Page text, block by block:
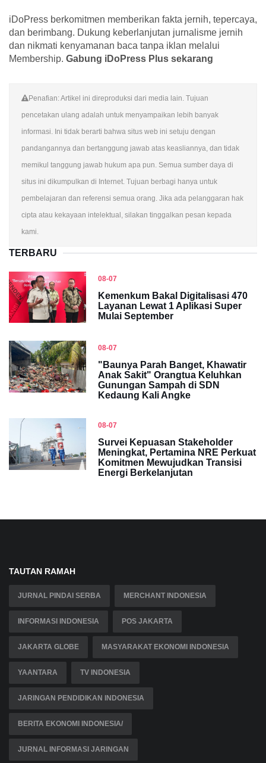
iDoPress berkomitmen memberikan fakta jernih, tepercaya,
dan berimbang. Dukung keberlanjutan jurnalisme jernih
dan nikmati kenyamanan baca tanpa iklan melalui
Membership. Gabung iDoPress Plus sekarang
Penafian: Artikel ini direproduksi dari media lain. Tujuan
pencetakan ulang adalah untuk menyampaikan lebih banyak
informasi. Ini tidak berarti bahwa situs web ini setuju dengan
pandangannya dan bertanggung jawab atas keasliannya, dan tidak
memikul tanggung jawab hukum apa pun. Semua sumber daya di
situs ini dikumpulkan di Internet. Tujuan berbagi hanya untuk
pembelajaran dan referensi semua orang. Jika ada pelanggaran hak
cipta atau kekayaan intelektual, silakan tinggalkan pesan kepada
kami.
TERBARU
08-07
Kemenkum Bakal Digitalisasi 470
Layanan Lewat 1 Aplikasi Super
Mulai September
08-07
"Baunya Parah Banget, Khawatir
Anak Sakit" Orangtua Keluhkan
Gunungan Sampah di SDN
Kedaung Kali Angke
08-07
Survei Kepuasan Stakeholder
Meningkat, Pertamina NRE Perkuat
Komitmen Mewujudkan Transisi
Energi Berkelanjutan
TAUTAN RAMAH
JURNAL PINDAI SERBA MERCHANT INDONESIA
INFORMASI INDONESIA POS JAKARTA
JAKARTA GLOBE MASYARAKAT EKONOMI INDONESIA
YAANTARA TV INDONESIA
JARINGAN PENDIDIKAN INDONESIA
BERITA EKONOMI INDONESIA/
JURNAL INFORMASI JARINGAN